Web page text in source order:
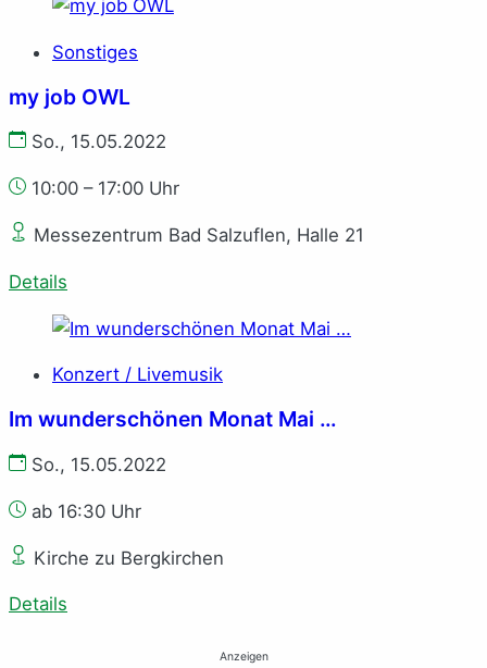
Sonstiges
my job OWL
So., 15.05.2022
10:00 – 17:00 Uhr
Messezentrum Bad Salzuflen, Halle 21
Details
Konzert / Livemusik
Im wunderschönen Monat Mai …
So., 15.05.2022
ab 16:30 Uhr
Kirche zu Bergkirchen
Details
Anzeigen